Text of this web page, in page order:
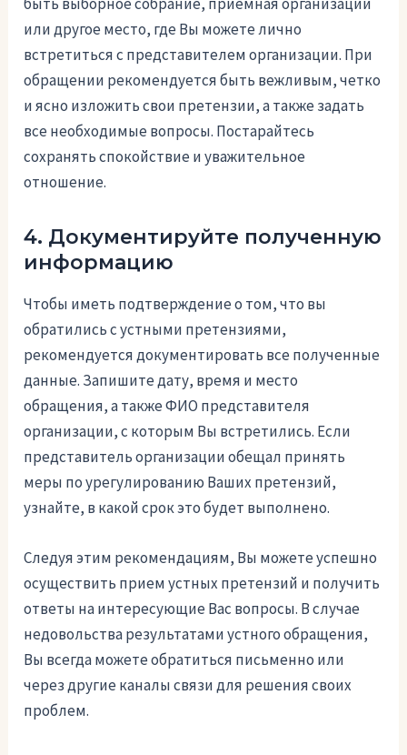
или другое место, где Вы можете лично
встретиться с представителем организации. При
обращении рекомендуется быть вежливым, четко
и ясно изложить свои претензии, а также задать
все необходимые вопросы. Постарайтесь
сохранять спокойствие и уважительное
отношение.
4. Документируйте полученную
информацию
Чтобы иметь подтверждение о том, что вы
обратились с устными претензиями,
рекомендуется документировать все полученные
данные. Запишите дату, время и место
обращения, а также ФИО представителя
организации, с которым Вы встретились. Если
представитель организации обещал принять
меры по урегулированию Ваших претензий,
узнайте, в какой срок это будет выполнено.
Следуя этим рекомендациям, Вы можете успешно
осуществить прием устных претензий и получить
ответы на интересующие Вас вопросы. В случае
недовольства результатами устного обращения,
Вы всегда можете обратиться письменно или
через другие каналы связи для решения своих
проблем.